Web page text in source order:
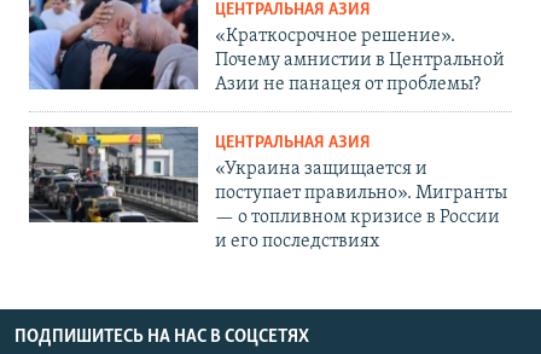
ЦЕНТРАЛЬНАЯ АЗИЯ
«Краткосрочное решение».
Почему амнистии в Центральной
Азии не панацея от проблемы?
ЦЕНТРАЛЬНАЯ АЗИЯ
«Украина защищается и
поступает правильно». Мигранты
— о топливном кризисе в России
и его последствиях
ПОДПИШИТЕСЬ НА НАС В СОЦСЕТЯХ